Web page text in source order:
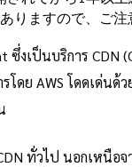
りますので、ご注
ซึ่งเป็นบริการ CDN
โดย AWS โดดเด่นด้
ทั่วไป นอกเหนือจ